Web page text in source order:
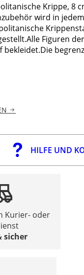
Krippe, 8
wird in
Figuren
bekleidet.Die
HILFE UND
Kurier- oder
sicher